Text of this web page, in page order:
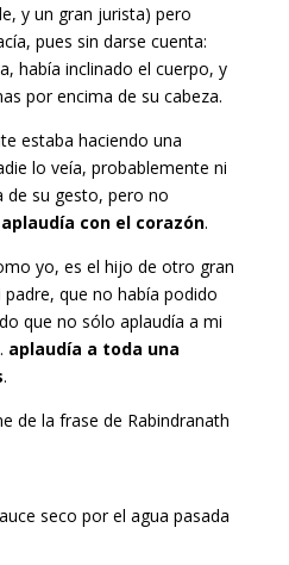
y un gran jurista) pero
pues sin darse cuenta:
había inclinado el cuerpo, y
por encima de su cabeza.
estaba haciendo una
lo veía, probablemente ni
de su gesto, pero no
aplaudía con el corazón.
yo, es el hijo de otro gran
que no había podido
que no sólo aplaudía a mi
aplaudía a toda una
.
de la frase de Rabindranath
seco por el agua pasada